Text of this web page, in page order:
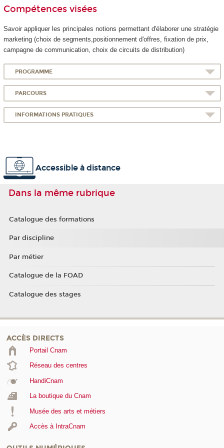
Compétences visées
Savoir appliquer les principales notions permettant d'élaborer une stratégie
marketing (choix de segments,positionnement d'offres, fixation de prix,
campagne de communication, choix de circuits de distribution)
PROGRAMME
PARCOURS
INFORMATIONS PRATIQUES
Accessible à distance
Dans la même rubrique
Catalogue des formations
Par discipline
Par métier
Catalogue de la FOAD
Catalogue des stages
ACCÈS DIRECTS
Portail Cnam
Réseau des centres
HandiCnam
La boutique du Cnam
Musée des arts et métiers
Accès à IntraCnam